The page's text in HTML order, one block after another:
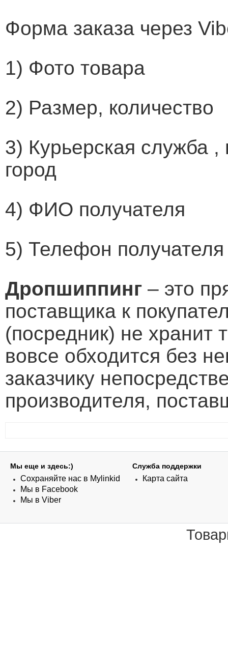
Форма заказа через
1) Фото товара
2) Размер, количество
3) Курьерская служба
город
4) ФИО получателя
5) Телефон получателя
Дропшиппинг – это
поставщика к
(посредник) не хранит
вовсе обходится без
заказчику
производителя,
Мы еще и здесь:)
Сохраняйте нас в Mylinkid
Мы в Facebook
Мы в Viber
Служба поддержки
Карта сайта